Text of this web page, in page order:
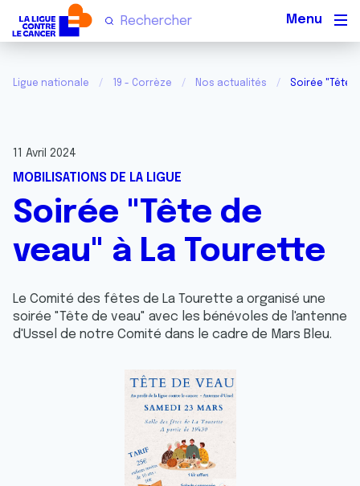
Ligue nationale 19 - Corrèze Nos actualités Soirée "Tête
11 Avril 2024
MOBILISATIONS DE LA LIGUE
Soirée "Tête de
veau" à La Tourette
Le Comité des fêtes de La Tourette a organisé une
soirée "Tête de veau" avec les bénévoles de l'antenne
d'Ussel de notre Comité dans le cadre de Mars Bleu.